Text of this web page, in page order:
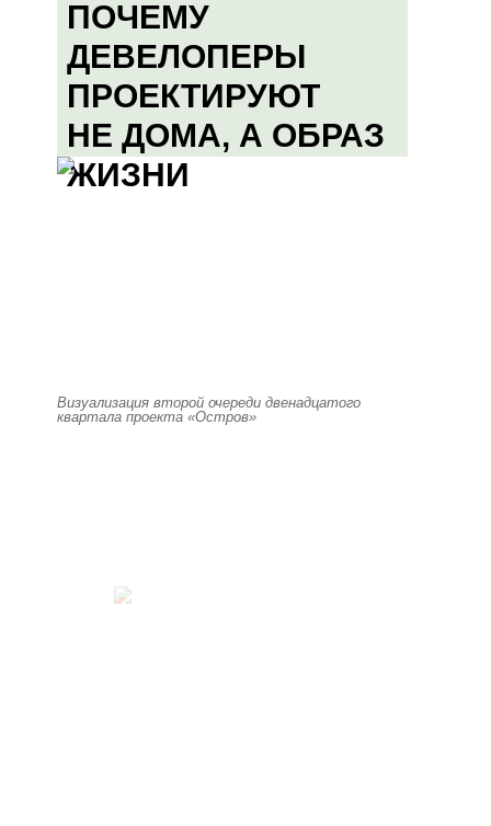
ПОЧЕМУ
ДЕВЕЛОПЕРЫ
ПРОЕКТИРУЮТ
НЕ ДОМА, А ОБРАЗ
ЖИЗНИ
Визуализация второй очереди двенадцатого
квартала проекта «Остров»